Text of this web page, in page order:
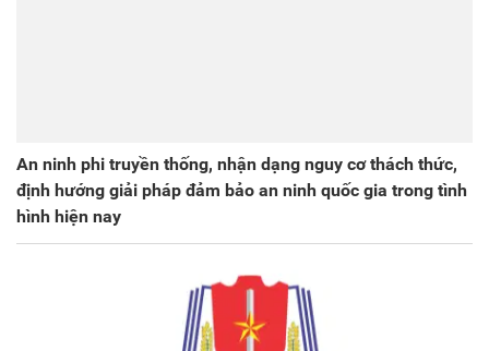
An ninh phi truyền thống, nhận dạng nguy cơ thách thức,
định hướng giải pháp đảm bảo an ninh quốc gia trong tình
hình hiện nay